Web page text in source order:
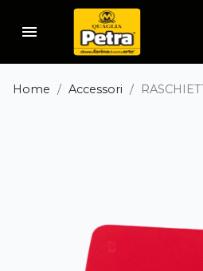
menu
Home Accessori